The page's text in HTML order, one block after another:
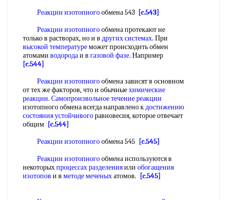
Реакции изотопногообмена 543 [c.543]
Реакции изотопногообмена протекают не
только в растворах, но и в других системах. При
высокой температуреможет происходить обмен
атомами водородаи в газовой фазе. Например
[c.544]
Реакции изотопногообмена зависят в основном
от тех же факторов, что и обычныехимические
реакции. Самопроизвольное течение реакции
изотопного обмена всегда направлено кдостижению
состояния устойчивогоравновесия, которое отвечает
общим [c.544]
Реакции изотопногообмена 545
[c.545]
Реакции изотопногообмена используются в
некоторыхпроцессах разделенияили обогащения
изотопов и в методе меченыхатомов. [c.545]